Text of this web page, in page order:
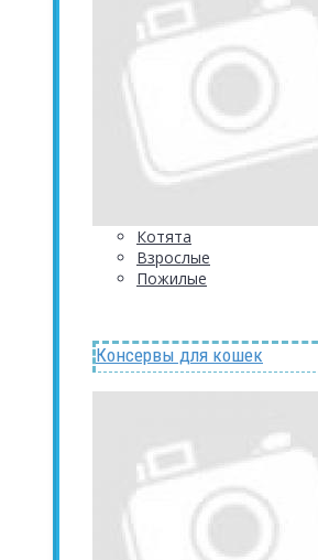
Котята
Взрослые
Пожилые
Консервы для кошек